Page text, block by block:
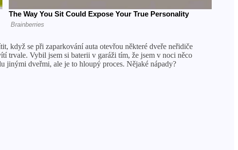
když se při zaparkování auta otevřou některé dveře neřidiče
trvale. Vybil jsem si baterii v garáži tím, že jsem v noci něco
jinými dveřmi, ale je to hloupý proces. Nějaké nápady?